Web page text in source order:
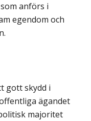
anförs i
egendom och
gott skydd i
ägandet
majoritet